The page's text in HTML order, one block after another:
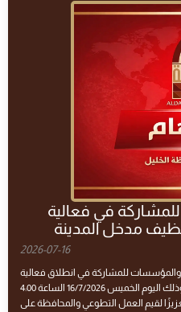
للمشاركة في فعالية
مدخل المدينة
2026-07-16
والمؤسسات للمشاركة في انطلاق فعالية
"الظاهرية أجمل" لتنظيف مدخل المدينة، وذلك اليوم الخميس 16/7/2026 الساعة 4:00
لقيم العمل التطوعي والمحافظة على